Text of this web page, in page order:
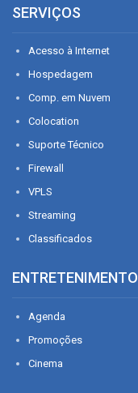
SERVIÇOS
Acesso à Internet
Hospedagem
Comp. em Nuvem
Colocation
Suporte Técnico
Firewall
VPLS
Streaming
Classificados
ENTRETENIMENTO
Agenda
Promoções
Cinema